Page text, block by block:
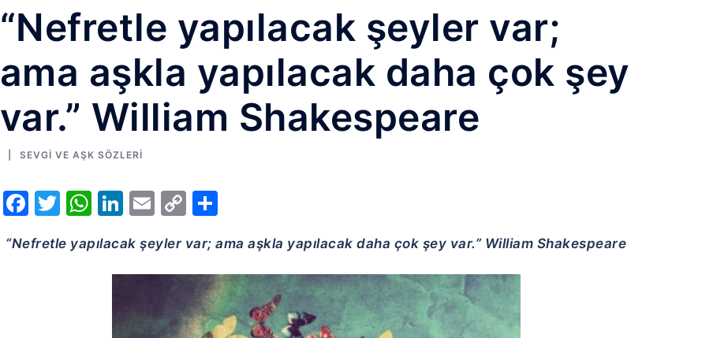
“Nefretle yapılacak şeyler var;
ama aşkla yapılacak daha çok şey
var.” William Shakespeare
SEVGI VE AŞK SÖZLERI
Facebook
Twitter
WhatsApp
LinkedIn
Email
CopyShare
“Nefretle yapılacak şeyler var; ama aşkla yapılacak daha çok şey var.” William Shakespeare